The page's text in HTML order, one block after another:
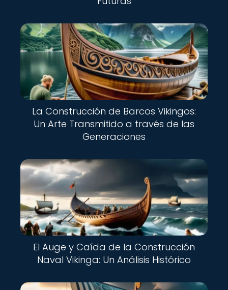
La Construcción de Barcos Vikingos:
Un Arte Transmitido a través de las
Generaciones
El Auge y Caída de la Construcción
Naval Vikinga: Un Análisis Histórico